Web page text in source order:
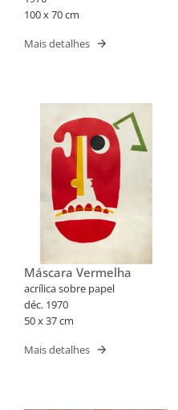
100 x 70 cm
Mais detalhes
Máscara Vermelha
acrílica sobre papel
déc. 1970
50 x 37 cm
Mais detalhes